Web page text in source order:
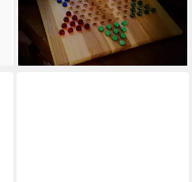
31,99 € 39,95 €
-20%
lieferbar - in 2-3 Werktagen bei dir